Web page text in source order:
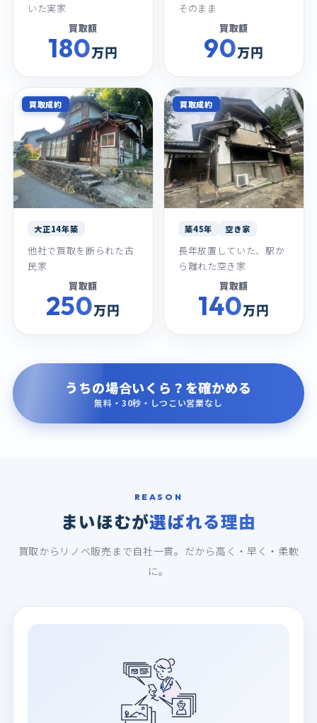
いた実家
買取額
180万円
そのまま
買取額
90万円
大正14年築
他社で買取を断られた古
民家
買取額
250万円
築45年 空き家
長年放置していた、駅か
ら離れた空き家
買取額
140万円
うちの場合いくら？を確かめる
無料・30秒・しつこい営業なし
REASON
まいほむが選ばれる理由
買取からリノベ販売まで自社一貫。だから高く・早く・柔軟
に。